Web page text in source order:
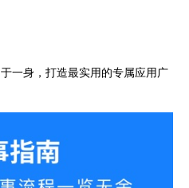
一身，打造最实用的专属应用广